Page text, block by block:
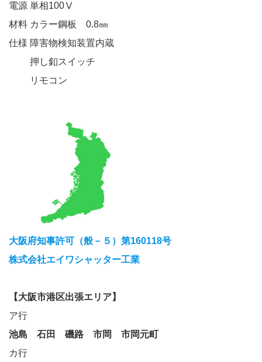
電源 単相100Ⅴ
材料 カラー鋼板 0.8㎜
仕様 障害物検知装置内蔵
押し釦スイッチ
リモコン
大阪府知事許可（般－５）第160118号
株式会社エイワシャッター工業
【大阪市港区出張エリア】
ア行
池島
石田 磯路 市岡
市岡元町
カ行